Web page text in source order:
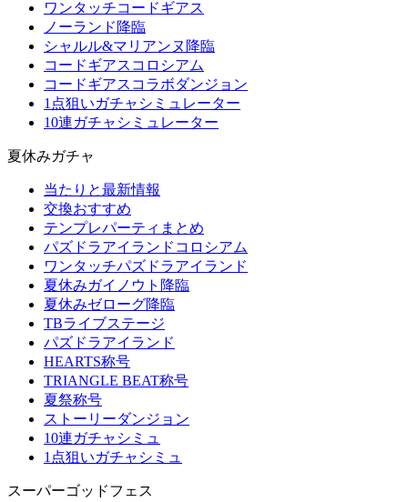
ワンタッチコードギアス
ノーランド降臨
シャルル&マリアンヌ降臨
コードギアスコロシアム
コードギアスコラボダンジョン
1点狙いガチャシミュレーター
10連ガチャシミュレーター
夏休みガチャ
当たりと最新情報
交換おすすめ
テンプレパーティまとめ
パズドラアイランドコロシアム
ワンタッチパズドラアイランド
夏休みガイノウト降臨
夏休みゼローグ降臨
TBライブステージ
パズドラアイランド
HEARTS称号
TRIANGLE BEAT称号
夏祭称号
ストーリーダンジョン
10連ガチャシミュ
1点狙いガチャシミュ
スーパーゴッドフェス